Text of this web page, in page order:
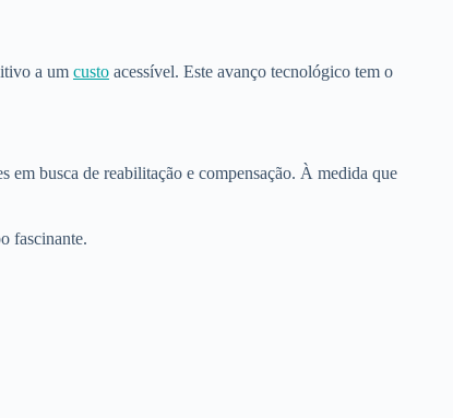
a um custo acessível. Este avanço tecnológico tem o
em busca de reabilitação e compensação. À medida que
fascinante.